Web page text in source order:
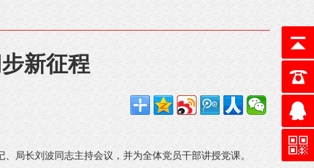
新征程
局长刘波同志主持会议，并为全体党员干部讲授党课。